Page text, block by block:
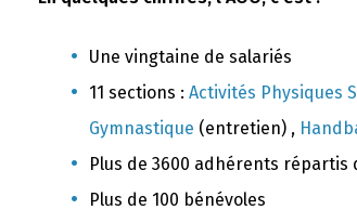
Une vingtaine de salariés
11 sections : Activités Physiques
Gymnastique (entretien) ,
Plus de 3600 adhérents répartis
Plus de 100 bénévoles